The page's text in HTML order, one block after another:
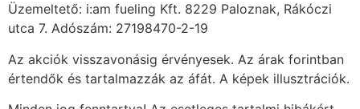
Üzemeltető: i:am fueling Kft. 8229 Paloznak, Rákóczi
utca 7. Adószám: 27198470-2-19
Az akciók visszavonásig érvényesek. Az árak forintban
értendők és tartalmazzák az áfát. A képek illusztrációk.